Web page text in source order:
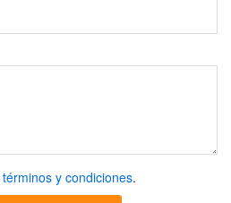
términos y condiciones.